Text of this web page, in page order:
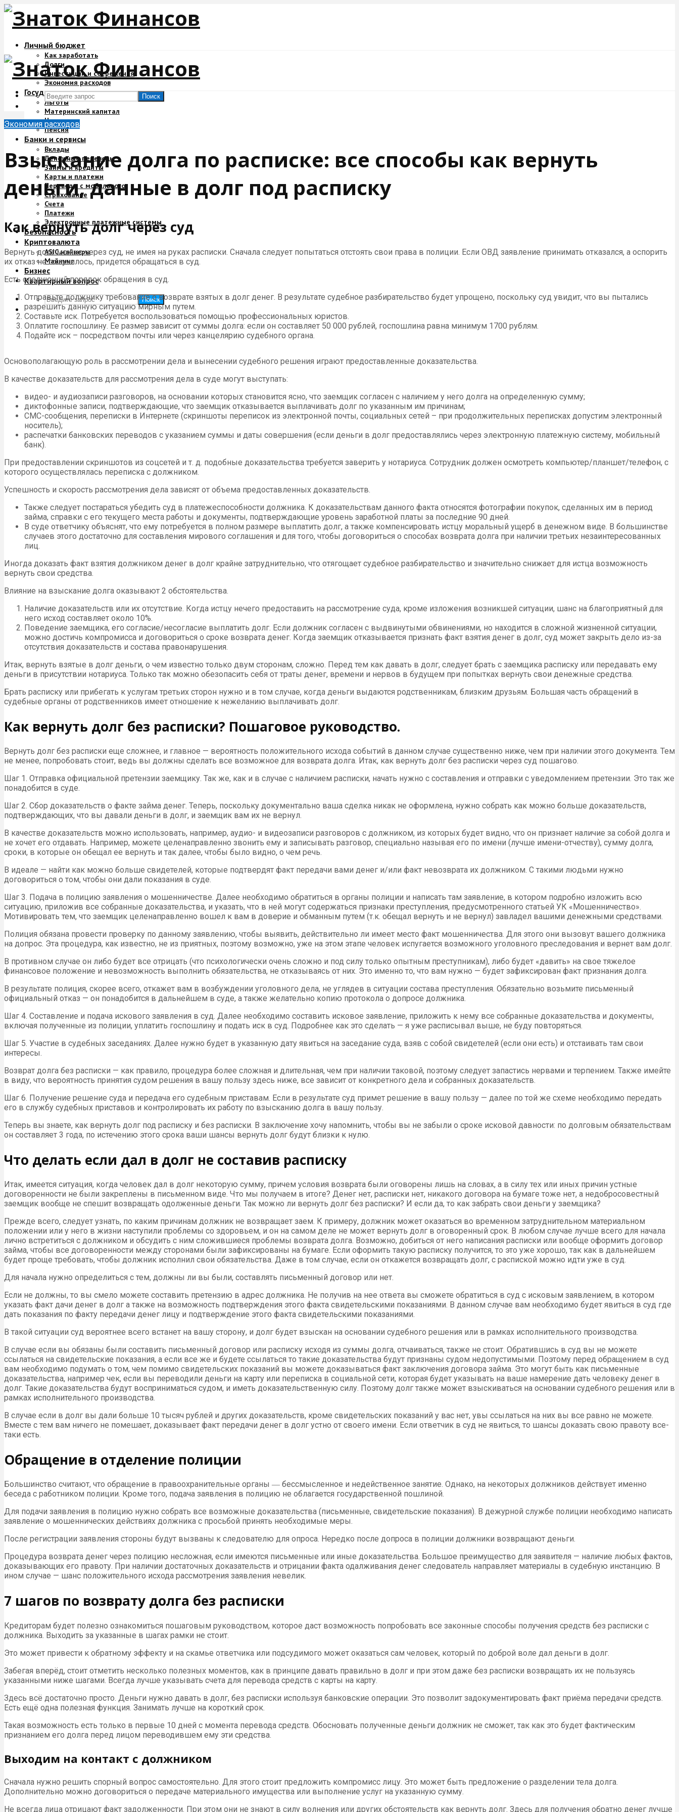
Личный бюджет
Как заработать
Долги
Инвестиции и сбережения
Экономия расходов
Государство и деньги
Льготы
Материнский капитал
Налоги
Пенсия
Банки и сервисы
Вклады
Денежные переводы
Займы и кредиты
Карты и платежи
Переводы с мобильного
Страхование
Счета
Платежи
Электронные платежные системы
Безопасность
Криптовалюта
ASIC майнеры
Майнинг
Бизнес
Квартирный вопрос
Поиск
Поиск
Экономия расходов
Взыскание долга по расписке: все способы как вернуть
деньги, данные в долг под расписку
Как вернуть долг через суд
Вернуть долг можно через суд, не имея на руках расписки. Сначала следует попытаться отстоять свои права в полиции. Если ОВД заявление принимать отказался, а оспорить
их отказ не получилось, придется обращаться в суд.
Есть следующий порядок обращения в суд.
Отправьте должнику требование о возврате взятых в долг денег. В результате судебное разбирательство будет упрощено, поскольку суд увидит, что вы пытались
разрешить данную ситуацию мирным путем.
Составьте иск. Потребуется воспользоваться помощью профессиональных юристов.
Оплатите госпошлину. Ее размер зависит от суммы долга: если он составляет 50 000 рублей, госпошлина равна минимум 1700 рублям.
Подайте иск – посредством почты или через канцелярию судебного органа.
Основополагающую роль в рассмотрении дела и вынесении судебного решения играют предоставленные доказательства.
В качестве доказательств для рассмотрения дела в суде могут выступать:
видео- и аудиозаписи разговоров, на основании которых становится ясно, что заемщик согласен с наличием у него долга на определенную сумму;
диктофонные записи, подтверждающие, что заемщик отказывается выплачивать долг по указанным им причинам;
СМС-сообщения, переписки в Интернете (скриншоты переписок из электронной почты, социальных сетей – при продолжительных переписках допустим электронный
носитель);
распечатки банковских переводов с указанием суммы и даты совершения (если деньги в долг предоставлялись через электронную платежную систему, мобильный
банк).
При предоставлении скриншотов из соцсетей и т. д. подобные доказательства требуется заверить у нотариуса. Сотрудник должен осмотреть компьютер/планшет/телефон, с
которого осуществлялась переписка с должником.
Успешность и скорость рассмотрения дела зависят от объема предоставленных доказательств.
Также следует постараться убедить суд в платежеспособности должника. К доказательствам данного факта относятся фотографии покупок, сделанных им в период
займа, справки с его текущего места работы и документы, подтверждающие уровень заработной платы за последние 90 дней.
В суде ответчику объяснят, что ему потребуется в полном размере выплатить долг, а также компенсировать истцу моральный ущерб в денежном виде. В большинстве
случаев этого достаточно для составления мирового соглашения и для того, чтобы договориться о способах возврата долга при наличии третьих незаинтересованных
лиц.
Иногда доказать факт взятия должником денег в долг крайне затруднительно, что отягощает судебное разбирательство и значительно снижает для истца возможность
вернуть свои средства.
Влияние на взыскание долга оказывают 2 обстоятельства.
Наличие доказательств или их отсутствие. Когда истцу нечего предоставить на рассмотрение суда, кроме изложения возникшей ситуации, шанс на благоприятный для
него исход составляет около 10%.
Поведение заемщика, его согласие/несогласие выплатить долг. Если должник согласен с выдвинутыми обвинениями, но находится в сложной жизненной ситуации,
можно достичь компромисса и договориться о сроке возврата денег. Когда заемщик отказывается признать факт взятия денег в долг, суд может закрыть дело из-за
отсутствия доказательств и состава правонарушения.
Итак, вернуть взятые в долг деньги, о чем известно только двум сторонам, сложно. Перед тем как давать в долг, следует брать с заемщика расписку или передавать ему
деньги в присутствии нотариуса. Только так можно обезопасить себя от траты денег, времени и нервов в будущем при попытках вернуть свои денежные средства.
Брать расписку или прибегать к услугам третьих сторон нужно и в том случае, когда деньги выдаются родственникам, близким друзьям. Большая часть обращений в
судебные органы от родственников имеет отношение к нежеланию выплачивать долг.
Как вернуть долг без расписки? Пошаговое руководство.
Вернуть долг без расписки еще сложнее, и главное — вероятность положительного исхода событий в данном случае существенно ниже, чем при наличии этого документа. Тем
не менее, попробовать стоит, ведь вы должны сделать все возможное для возврата долга. Итак, как вернуть долг без расписки через суд пошагово.
Шаг 1. Отправка официальной претензии заемщику. Так же, как и в случае с наличием расписки, начать нужно с составления и отправки с уведомлением претензии. Это так же
понадобится в суде.
Шаг 2. Сбор доказательств о факте займа денег. Теперь, поскольку документально ваша сделка никак не оформлена, нужно собрать как можно больше доказательств,
подтверждающих, что вы давали деньги в долг, и заемщик вам их не вернул.
В качестве доказательств можно использовать, например, аудио- и видеозаписи разговоров с должником, из которых будет видно, что он признает наличие за собой долга и
не хочет его отдавать. Например, можете целенаправленно звонить ему и записывать разговор, специально называя его по имени (лучше имени-отчеству), сумму долга,
сроки, в которые он обещал ее вернуть и так далее, чтобы было видно, о чем речь.
В идеале — найти как можно больше свидетелей, которые подтвердят факт передачи вами денег и/или факт невозврата их должником. С такими людьми нужно
договориться о том, чтобы они дали показания в суде.
Шаг 3. Подача в полицию заявления о мошенничестве. Далее необходимо обратиться в органы полиции и написать там заявление, в котором подробно изложить всю
ситуацию, приложив все собранные доказательства, и указать, что в ней могут содержаться признаки преступления, предусмотренного статьей УК «Мошенничество».
Мотивировать тем, что заемщик целенаправленно вошел к вам в доверие и обманным путем (т.к. обещал вернуть и не вернул) завладел вашими денежными средствами.
Полиция обязана провести проверку по данному заявлению, чтобы выявить, действительно ли имеет место факт мошенничества. Для этого они вызовут вашего должника
на допрос. Эта процедура, как известно, не из приятных, поэтому возможно, уже на этом этапе человек испугается возможного уголовного преследования и вернет вам долг.
В противном случае он либо будет все отрицать (что психологически очень сложно и под силу только опытным преступникам), либо будет «давить» на свое тяжелое
финансовое положение и невозможность выполнить обязательства, не отказываясь от них. Это именно то, что вам нужно — будет зафиксирован факт признания долга.
В результате полиция, скорее всего, откажет вам в возбуждении уголовного дела, не углядев в ситуации состава преступления. Обязательно возьмите письменный
официальный отказ — он понадобится в дальнейшем в суде, а также желательно копию протокола о допросе должника.
Шаг 4. Составление и подача искового заявления в суд. Далее необходимо составить исковое заявление, приложить к нему все собранные доказательства и документы,
включая полученные из полиции, уплатить госпошлину и подать иск в суд. Подробнее как это сделать — я уже расписывал выше, не буду повторяться.
Шаг 5. Участие в судебных заседаниях. Далее нужно будет в указанную дату явиться на заседание суда, взяв с собой свидетелей (если они есть) и отстаивать там свои
интересы.
Возврат долга без расписки — как правило, процедура более сложная и длительная, чем при наличии таковой, поэтому следует запастись нервами и терпением. Также имейте
в виду, что вероятность принятия судом решения в вашу пользу здесь ниже, все зависит от конкретного дела и собранных доказательств.
Шаг 6. Получение решение суда и передача его судебным приставам. Если в результате суд примет решение в вашу пользу — далее по той же схеме необходимо передать
его в службу судебных приставов и контролировать их работу по взысканию долга в вашу пользу.
Теперь вы знаете, как вернуть долг под расписку и без расписки. В заключение хочу напомнить, чтобы вы не забыли о сроке исковой давности: по долговым обязательствам
он составляет 3 года, по истечению этого срока ваши шансы вернуть долг будут близки к нулю.
Что делать если дал в долг не составив расписку
Итак, имеется ситуация, когда человек дал в долг некоторую сумму, причем условия возврата были оговорены лишь на словах, а в силу тех или иных причин устные
договоренности не были закреплены в письменном виде. Что мы получаем в итоге? Денег нет, расписки нет, никакого договора на бумаге тоже нет, а недобросовестный
заемщик вообще не спешит возвращать одолженные деньги. Так можно ли вернуть долг без расписки? И если да, то как забрать свои деньги у заемщика?
Прежде всего, следует узнать, по каким причинам должник не возвращает заем. К примеру, должник может оказаться во временном затруднительном материальном
положении или у него в жизни наступили проблемы со здоровьем, и он на самом деле не может вернуть долг в оговоренный срок. В любом случае лучше всего для начала
лично встретиться с должником и обсудить с ним сложившиеся проблемы возврата долга. Возможно, добиться от него написания расписки или вообще оформить договор
займа, чтобы все договоренности между сторонами были зафиксированы на бумаге. Если оформить такую расписку получится, то это уже хорошо, так как в дальнейшем
будет проще требовать, чтобы должник исполнил свои обязательства. Даже в том случае, если он откажется возвращать долг, с распиской можно идти уже в суд.
Для начала нужно определиться с тем, должны ли вы были, составлять письменный договор или нет.
Если не должны, то вы смело можете составить претензию в адрес должника. Не получив на нее ответа вы сможете обратиться в суд с исковым заявлением, в котором
указать факт дачи денег в долг а также на возможность подтверждения этого факта свидетельскими показаниями. В данном случае вам необходимо будет явиться в суд где
дать показания по факту передачи денег лицу и подтверждение этого факта свидетельскими показаниями.
В такой ситуации суд вероятнее всего встанет на вашу сторону, и долг будет взыскан на основании судебного решения или в рамках исполнительного производства.
В случае если вы обязаны были составить письменный договор или расписку исходя из суммы долга, отчаиваться, также не стоит. Обратившись в суд вы не можете
ссылаться на свидетельские показания, а если все же и будете ссылаться то такие доказательства будут признаны судом недопустимыми. Поэтому перед обращением в суд
вам необходимо подумать о том, чем помимо свидетельских показаний вы можете доказываться факт заключения договора займа. Это могут быть как письменные
доказательства, например чек, если вы переводили деньги на карту или переписка в социальной сети, которая будет указывать на ваше намерение дать человеку денег в
долг. Такие доказательства будут восприниматься судом, и иметь доказательственную силу. Поэтому долг также может взыскиваться на основании судебного решения или в
рамках исполнительного производства.
В случае если в долг вы дали больше 10 тысяч рублей и других доказательств, кроме свидетельских показаний у вас нет, увы ссылаться на них вы все равно не можете.
Вместе с тем вам ничего не помешает, доказывает факт передачи денег в долг устно от своего имени. Если ответчик в суд не явиться, то шансы доказать свою правоту все-
таки есть.
Обращение в отделение полиции
Большинство считают, что обращение в правоохранительные органы ― бессмысленное и недейственное занятие. Однако, на некоторых должников действует именно
беседа с работником полиции. Кроме того, подача заявления в полицию не облагается государственной пошлиной.
Для подачи заявления в полицию нужно собрать все возможные доказательства (письменные, свидетельские показания). В дежурной службе полиции необходимо написать
заявление о мошеннических действиях должника с просьбой принять необходимые меры.
После регистрации заявления стороны будут вызваны к следователю для опроса. Нередко после допроса в полиции должники возвращают деньги.
Процедура возврата денег через полицию несложная, если имеются письменные или иные доказательства. Большое преимущество для заявителя — наличие любых фактов,
доказывающих его правоту. При наличии достаточных доказательств и отрицании факта одалживания денег следователь направляет материалы в судебную инстанцию. В
ином случае — шанс положительного исхода рассмотрения заявления невелик.
7 шагов по возврату долга без расписки
Кредиторам будет полезно ознакомиться пошаговым руководством, которое даст возможность попробовать все законные способы получения средств без расписки с
должника. Выходить за указанные в шагах рамки не стоит.
Это может привести к обратному эффекту и на скамье ответчика или подсудимого может оказаться сам человек, который по доброй воле дал деньги в долг.
Забегая вперёд, стоит отметить несколько полезных моментов, как в принципе давать правильно в долг и при этом даже без расписки возвращать их не пользуясь
указанными ниже шагами. Всегда лучше указывать счета для перевода средств с карты на карту.
Здесь всё достаточно просто. Деньги нужно давать в долг, без расписки используя банковские операции. Это позволит задокументировать факт приёма передачи средств.
Есть ещё одна полезная функция. Занимать лучше на короткий срок.
Такая возможность есть только в первые 10 дней с момента перевода средств. Обосновать полученные деньги должник не сможет, так как это будет фактическим
признанием его долга перед лицом переводившем ему эти средства.
Выходим на контакт с должником
Сначала нужно решить спорный вопрос самостоятельно. Для этого стоит предложить компромисс лицу. Это может быть предложение о разделении тела долга.
Дополнительно можно договориться о передаче материального имущества или выполнение услуг на указанную сумму.
Не всегда лица отрицают факт задолженности. При этом они не знают в силу волнения или других обстоятельств как вернуть долг. Здесь для получения обратно денег лучше